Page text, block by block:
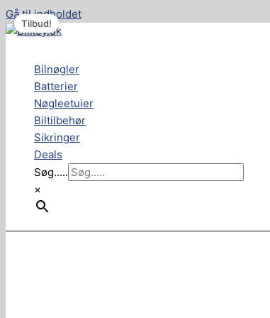
Gå til indholdet
Bilnøgler
Batterier
Nøgleetuier
Biltilbehør
Sikringer
Deals
Søg.....
×
Tilbud!
Tilbud!